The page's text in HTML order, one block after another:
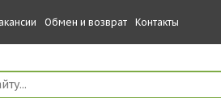
Обмен и возврат Контакты